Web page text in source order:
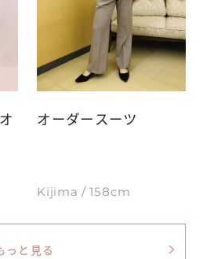
オーダースーツ
Kijima / 158cm
っと見る